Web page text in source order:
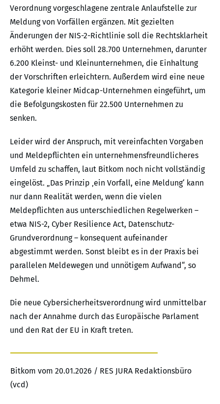
Verordnung vorgeschlagene zentrale Anlaufstelle zur
Meldung von Vorfällen ergänzen. Mit gezielten
Änderungen der NIS-2-Richtlinie soll die Rechtsklarheit
erhöht werden. Dies soll 28.700 Unternehmen, darunter
6.200 Kleinst- und Kleinunternehmen, die Einhaltung
der Vorschriften erleichtern. Außerdem wird eine neue
Kategorie kleiner Midcap-Unternehmen eingeführt, um
die Befolgungskosten für 22.500 Unternehmen zu
senken.
Leider wird der Anspruch, mit vereinfachten Vorgaben
und Meldepflichten ein unternehmensfreundlicheres
Umfeld zu schaffen, laut Bitkom noch nicht vollständig
eingelöst. „Das Prinzip ‚ein Vorfall, eine Meldung‘ kann
nur dann Realität werden, wenn die vielen
Meldepflichten aus unterschiedlichen Regelwerken –
etwa NIS-2, Cyber Resilience Act, Datenschutz-
Grundverordnung – konsequent aufeinander
abgestimmt werden. Sonst bleibt es in der Praxis bei
parallelen Meldewegen und unnötigem Aufwand“, so
Dehmel.
Die neue Cybersicherheitsverordnung wird unmittelbar
nach der Annahme durch das Europäische Parlament
und den Rat der EU in Kraft treten.
Bitkom vom 20.01.2026 / RES JURA Redaktionsbüro
(vcd)